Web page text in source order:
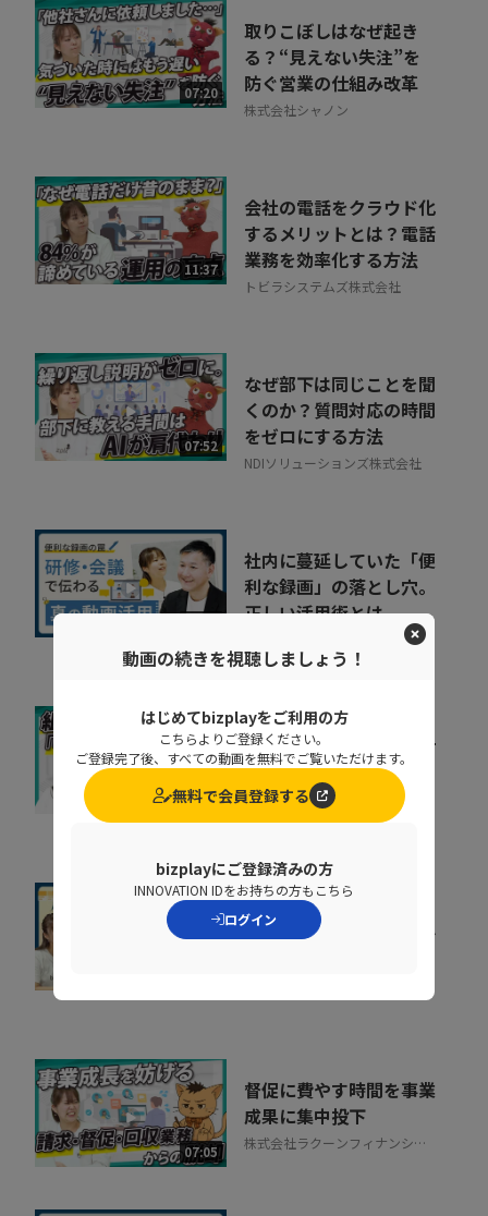
07:20
取りこぼしはなぜ起き
る？“見えない失注”を
防ぐ営業の仕組み改革
株式会社シャノン
11:37
会社の電話をクラウド化
するメリットとは？電話
業務を効率化する方法
トビラシステムズ株式会社
07:52
なぜ部下は同じことを聞
くのか？質問対応の時間
をゼロにする方法
NDIソリューションズ株式会社
社内に蔓延していた「便
利な録画」の落とし穴。
正しい活用術とは
NDIソリューションズ株式会社
07:07
キャリア迷子を防ぐ！組
織をあげた「リスキリン
グ」のヒントとは
株式会社ベネッセコーポレーシ
すぐに効果が出る。手間
も時間もかけずに売上げ
07:05
督促に費やす時間を事業
成果に集中投下
株式会社ラクーンフィナンシャ
動画の続きを視聴しましょう！
はじめてbizplayをご利用の方
こちらよりご登録ください。
ご登録完了後、すべての動画を無料でご覧いただけます。
無料で会員登録する
bizplayにご登録済みの方
INNOVATION IDをお持ちの方もこちら
ログイン